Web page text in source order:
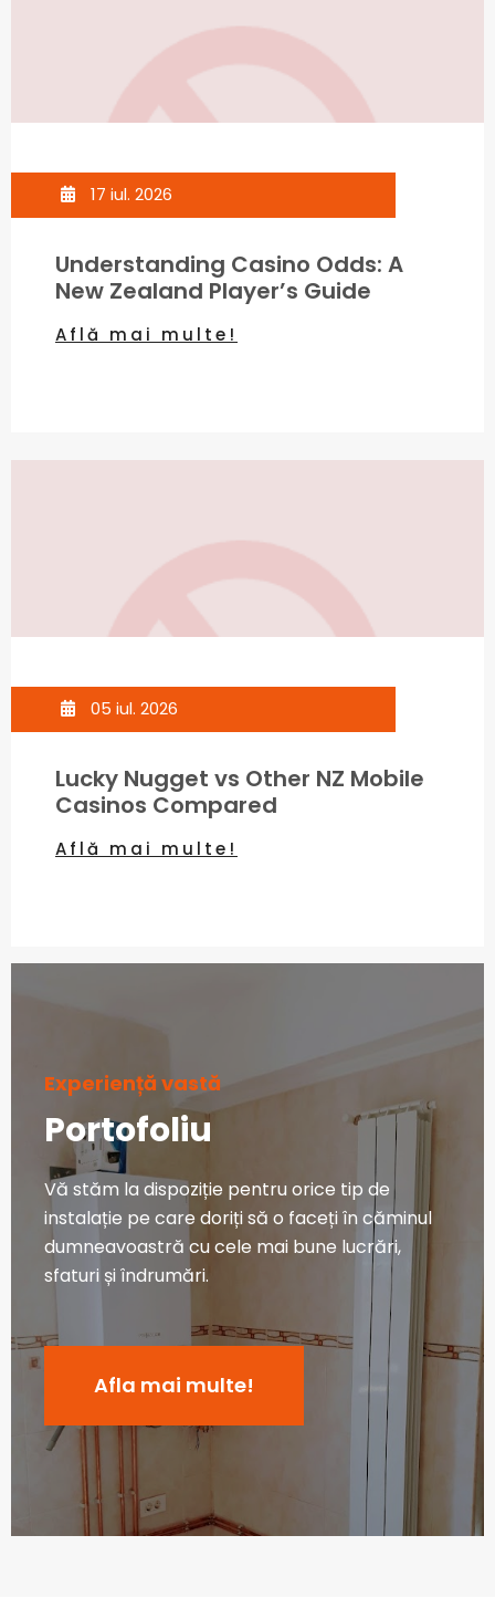
17 iul. 2026
Understanding Casino Odds: A
New Zealand Player’s Guide
Află mai multe!
05 iul. 2026
Lucky Nugget vs Other NZ Mobile
Casinos Compared
Află mai multe!
Experiență vastă
Portofoliu
Vă stăm la dispoziție pentru orice tip de
instalație pe care doriți să o faceți în căminul
dumneavoastră cu cele mai bune lucrări,
sfaturi și îndrumări.
Afla mai multe!